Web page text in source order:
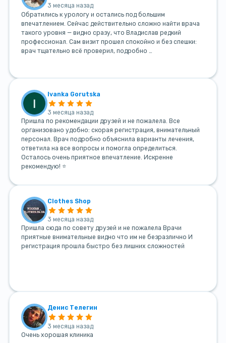
3 месяца назад
Обратились к урологу и остались под большим
впечатлением. Сейчас действительно сложно найти врача
такого уровня — видно сразу, что Владислав редкий
профессионал. Сам визит прошел спокойно и без спешки:
врач тщательно всё проверил, подробно …
Ivanka Gorutska
3 месяца назад
Пришла по рекомендации друзей и не пожалела. Все
организовано удобно: скорая регистрация, внимательный
персонал. Врач подробно объяснила варианты лечения,
ответила на все вопросы и помогла определиться.
Осталось очень приятное впечатление. Искренне
рекомендую! ⭐
Clothes Shop
3 месяца назад
Пришла сюда по совету друзей и не пожалела Врачи
приятные внимательные видно что им не безразлично И
регистрация прошла быстро без лишних сложностей
Денис Телегин
3 месяца назад
Очень хорошая клиника